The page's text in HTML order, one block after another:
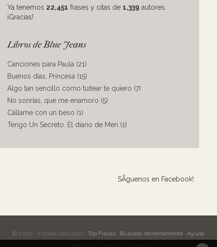
Ya tenemos 22,451 frases y citas de 1,339 autores.
¡Gracias!
Libros de Blue Jeans
Canciones para Paula (21)
Buenos días, Princesa (15)
Algo tan sencillo como tuitear te quiero (7)
No sonrías, que me enamoro (5)
Cállame con un beso (1)
Tengo Un Secreto. El diario de Meri (1)
SÃ­guenos en Facebook!
© 2026 - FrasesLibros.com Top Frases Buscado recientemente Ayuda